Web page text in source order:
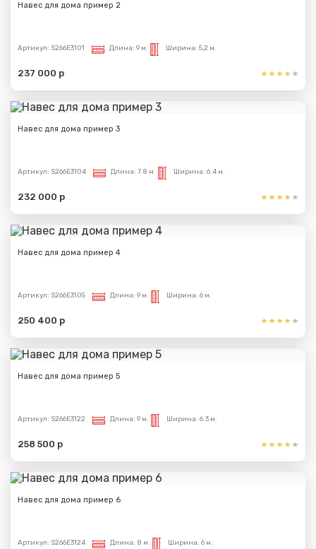
Навес для дома пример 2
Артикул: S266E3101 Длина: 9 м. Ширина: 5,2 м.
237 000 р
Навес для дома пример 3
Артикул: S266E3104 Длина: 7.8 м. Ширина: 6.4 м.
232 000 р
Навес для дома пример 4
Артикул: S266E3105 Длина: 9 м. Ширина: 6 м.
250 400 р
Навес для дома пример 5
Артикул: S266E3122 Длина: 9 м. Ширина: 6.3 м.
258 500 р
Навес для дома пример 6
Артикул: S266E3124 Длина: 8 м. Ширина: 6 м.